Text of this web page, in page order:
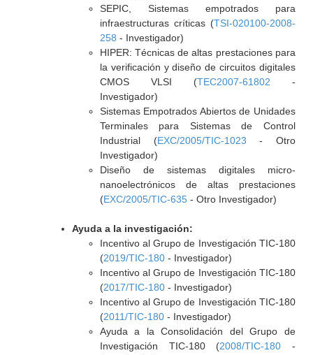
SEPIC, Sistemas empotrados para
infraestructuras críticas (TSI-020100-2008-
258 - Investigador)
HIPER: Técnicas de altas prestaciones para
la verificación y diseño de circuitos digitales
CMOS VLSI (TEC2007-61802 -
Investigador)
Sistemas Empotrados Abiertos de Unidades
Terminales para Sistemas de Control
Industrial (EXC/2005/TIC-1023 - Otro
Investigador)
Diseño de sistemas digitales micro-
nanoelectrónicos de altas prestaciones
(EXC/2005/TIC-635- Otro Investigador)
Ayuda a la investigación:
Incentivo al Grupo de Investigación TIC-180
(2019/TIC-180- Investigador)
Incentivo al Grupo de Investigación TIC-180
(2017/TIC-180- Investigador)
Incentivo al Grupo de Investigación TIC-180
(2011/TIC-180- Investigador)
Ayuda a la Consolidación del Grupo de
Investigación TIC-180 (2008/TIC-180 -